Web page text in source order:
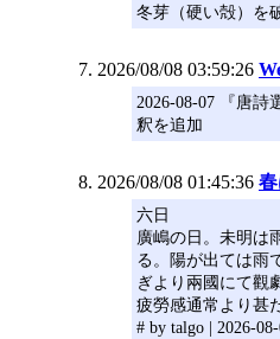
冬芽（硬い殻）を
2026/08/08 03:59:26
2026-08-07 『唐詩
釈を追加
2026/08/08 01:45:36
六日
廣嶋の日。未明は
る。陽が出ては雨
ぎより兩國にて觀
疲勞感通常より甚
# by talgo | 2026-